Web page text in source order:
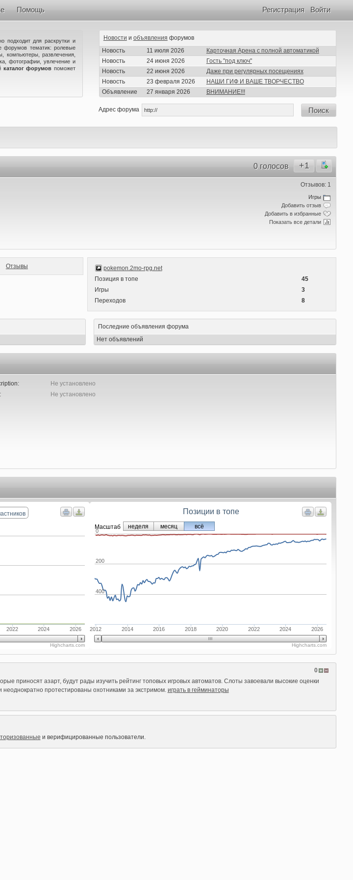
Помощь Войти
Регистрация
подходит для раскрутки и
форумов тематик: ролевые
компьютеры, развлечения,
фотографии, увлечение и
каталог форумов поможет
Новости и объявления форумов
Новость
11 июля 2026
Карточная Арена с полной автоматикой
Новость
24 июня 2026
Гость "под ключ"
Новость
22 июня 2026
Даже при регулярных посещениях
Новость
23 февраля 2026
НАШИ ГИФ И ВАШЕ ТВОРЧЕСТВО
Объявление
27 января 2026 ВНИМАНИЕ!!!
Адрес форума Поиск
+1
0 голосов
Отзывов: 1
Игры
Добавить отзыв
Добавить в избранные
Показать все детали
Отзывы
pokemon.2mo-rpg.net
Позиция в топе
45
Игры
3
Переходов
8
Последние объявления форума
Нет объявлений
Не установлено
Не установлено
2022 2024 2026
Highcharts.com
Маcштаб
Позиции в топе
2012 2014 2016 2018 2020 2022 2024 2026
0
200
400
Highcharts.com
неделя месяц всё
0
приносят азарт, будут рады изучить рейтинг топовых игровых автоматов. Слоты завоевали высокие оценки
протестированы охотниками за экстримом. играть в гейминаторы
и верифицированные пользователи.